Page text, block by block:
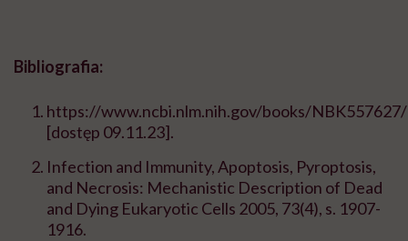
Bibliografia:
https://www.ncbi.nlm.nih.gov/books/NBK557627/
[dostęp 09.11.23].
Infection and Immunity, Apoptosis, Pyroptosis,
and Necrosis: Mechanistic Description of Dead
and Dying Eukaryotic Cells 2005, 73(4), s. 1907-
1916.